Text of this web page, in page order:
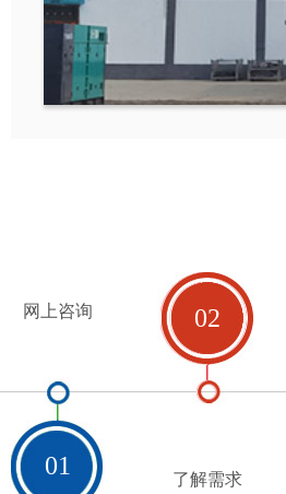
网上咨询
01
02
了解需求